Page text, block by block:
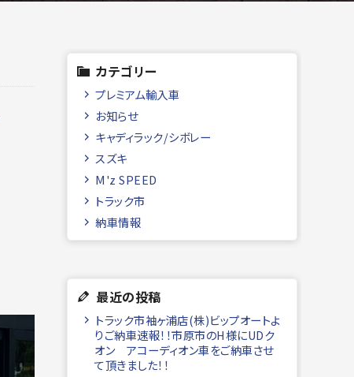
カテゴリー
プレミアム輸入車
お知らせ
キャディラック/シボレー
スズキ
M'z SPEED
トラック市
納車情報
最近の投稿
トラック市袖ヶ浦店(株)ビップオートよ
りご納車速報！！市原市のH様にUDク
オン アコーディオン車をご納車させ
て頂きました！！